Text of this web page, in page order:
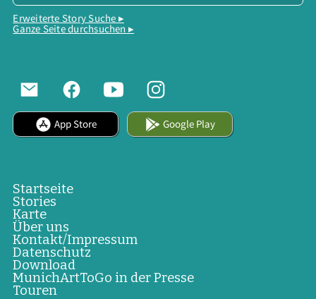
Erweiterte Story Suche ▸
Ganze Seite durchsuchen ▸
App Store Google Play
Startseite
Stories
Karte
Über uns
Kontakt/Impressum
Datenschutz
Download
MunichArtToGo in der Presse
Touren